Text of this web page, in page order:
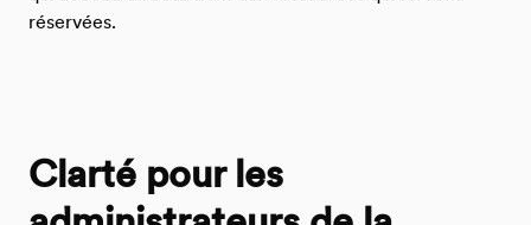
réservées.
Clarté pour les